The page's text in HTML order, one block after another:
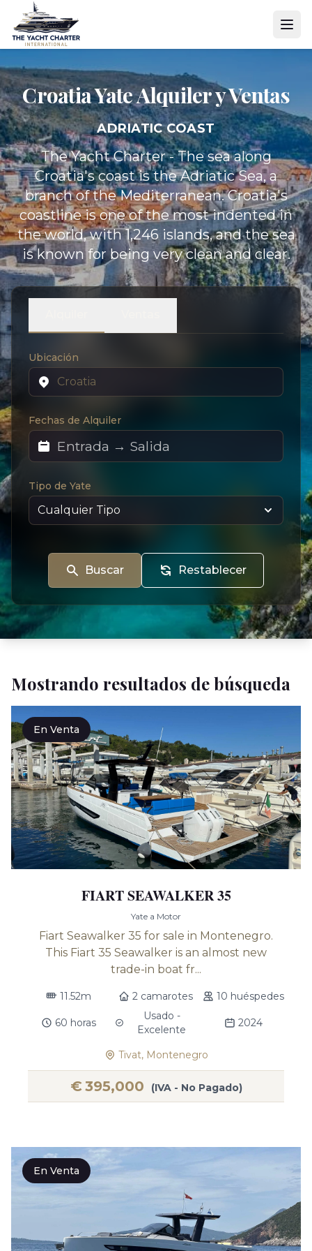
Croatia YateAlquiler y Ventas
ADRIATIC COAST
The Yacht Charter - The sea along
Croatia's coast is the Adriatic Sea, a
branch of the Mediterranean. Croatia's
coastline is one of the most indented in
the world, with 1,246 islands, and the sea
is known for being very clean and clear.
Ubicación
Fechas de Alquiler
Tipo de Yate
Buscar Restablecer
Mostrando resultados de búsqueda
En Venta
FIART SEAWALKER 35
Yate a Motor
Fiart Seawalker 35 for sale in Montenegro.
This Fiart 35 Seawalker is an almost new
trade-in boat fr...
11.52m 2 camarotes 10 huéspedes
60 horas
Usado -
Excelente
2024
Tivat, Montenegro
€395,000 (IVA - No Pagado)
En Venta